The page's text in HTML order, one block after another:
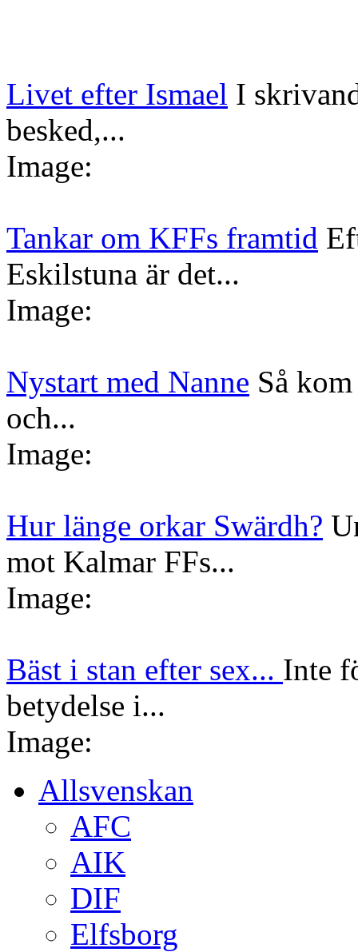
Livet efter Ismael I
besked,...
Image:
Tankar om KFFs framtid
Eskilstuna är det...
Image:
Nystart med Nanne Så
och...
Image:
Hur länge orkar Swärdh?
mot Kalmar FFs...
Image:
Bäst i stan efter sex... Inte
betydelse i...
Image:
Allsvenskan
AFC
AIK
DIF
Elfsborg